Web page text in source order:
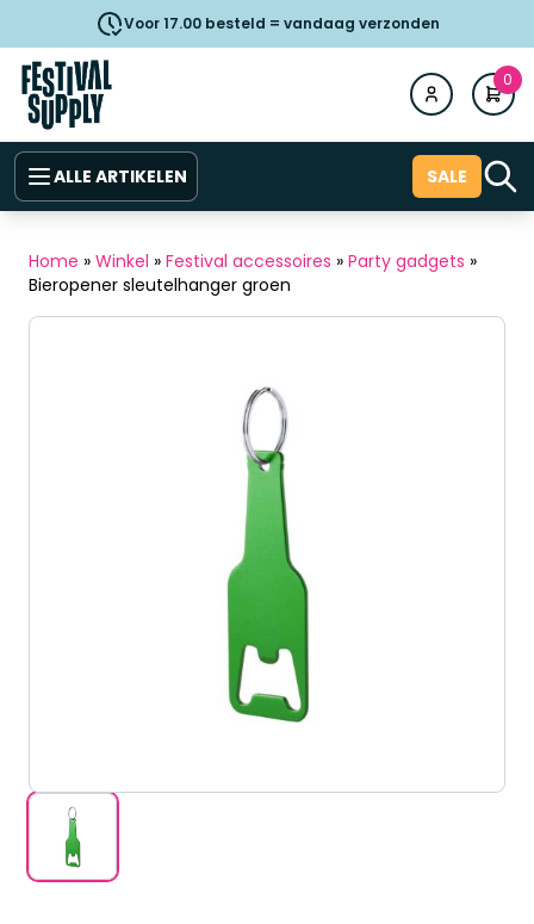
Voor 17.00 besteld = vandaag verzonden
0
ALLE ARTIKELEN SALE
Home » Winkel » Festival accessoires » Party gadgets »
Bieropener sleutelhanger groen